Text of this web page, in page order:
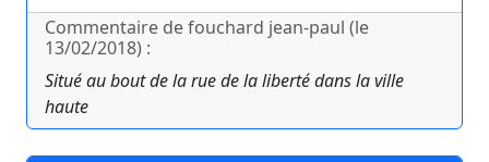
Commentaire de fouchard jean-paul (le
13/02/2018) :
Situé au bout de la rue de la liberté dans la ville
haute